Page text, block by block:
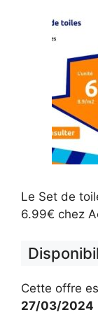
Le Set de
6.99€ chez
Cette offre
27/03/2024